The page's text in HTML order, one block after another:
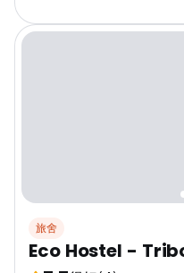
旅舍
Eco Hostel -